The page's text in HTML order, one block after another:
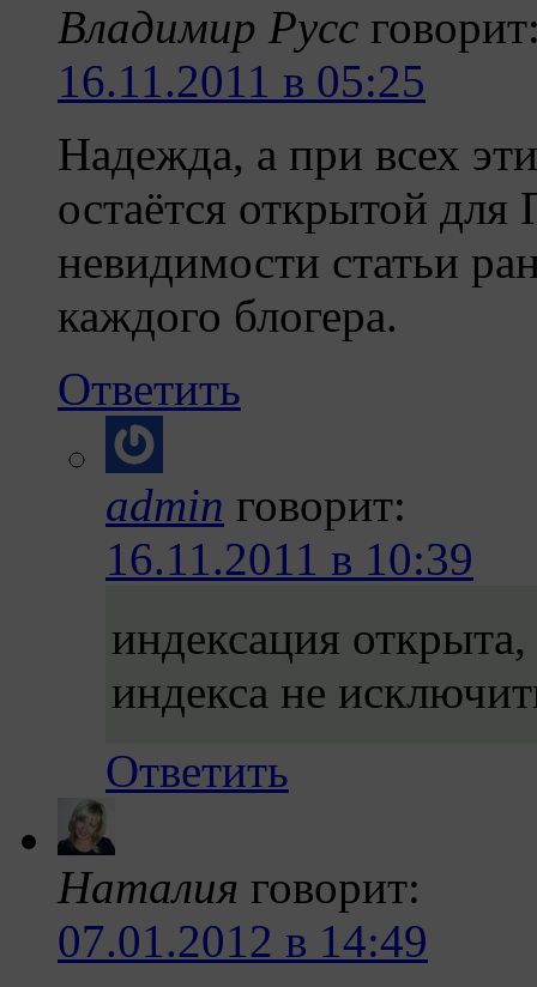
Владимир Русс
16.11.2011 в 05:25
Надежда, а при всех
остаётся открытой
невидимости статьи
каждого блогера.
Ответить
admin говорит:
16.11.2011 в 10:39
индексация
индекса не
Ответить
Наталия говорит:
07.01.2012 в 14:49